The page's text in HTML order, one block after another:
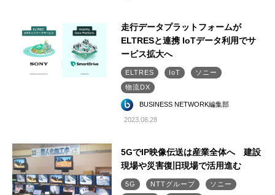
走行データプラットフォームが
ELTRESと連携 IoTデータ利用でサ
ービス拡大へ
ELTRES IoT
ソニー
物流DX
BUSINESS NETWORK編集部
2023.08.28
5GでIP映像伝送は産業全体へ 建設
現場や災害復旧現場で活用進む
5G NTTグループ
ソニー